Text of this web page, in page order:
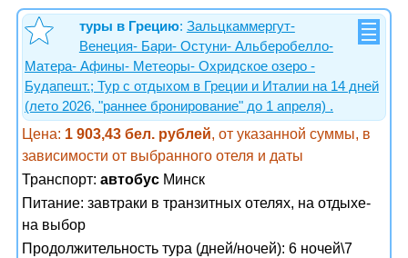
туры в Грецию: Зальцкаммергут-
Венеция- Бари- Остуни- Альберобелло-
Матера- Афины- Метеоры- Охридское озеро -
Будапешт.; Тур с отдыхом в Греции и Италии на 14 дней
(лето 2026, "раннее бронирование" до 1 апреля) .
Цена: 1 903,43 бел. рублей, от указанной суммы, в
зависимости от выбранного отеля и даты
Транспорт: автобус Минск
Питание: завтраки в транзитных отелях, на отдыхе-
на выбор
Продолжительность тура (дней/ночей): 6 ночей\7